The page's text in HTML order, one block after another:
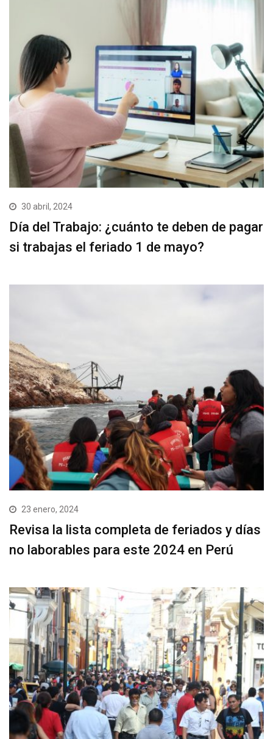
30 abril, 2024
Día del Trabajo: ¿cuánto te deben de pagar
si trabajas el feriado 1 de mayo?
23 enero, 2024
Revisa la lista completa de feriados y días
no laborables para este 2024 en Perú